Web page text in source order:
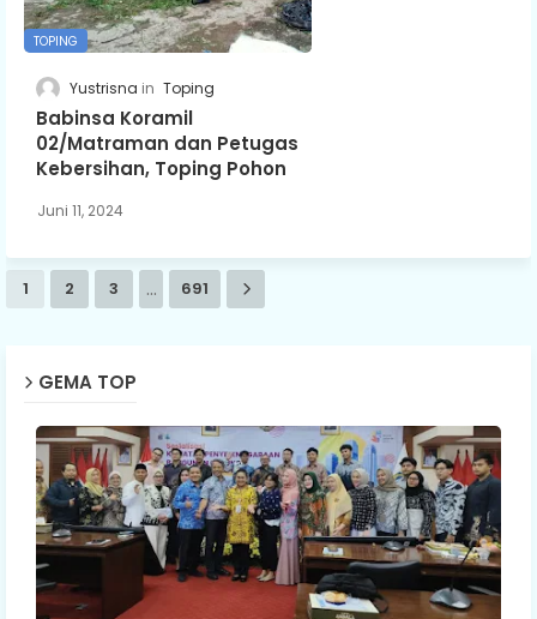
TOPING
Yustrisna Toping
Babinsa Koramil
02/Matraman dan Petugas
Kebersihan, Toping Pohon
Juni 11, 2024
1 2 3 ... 691
GEMA TOP